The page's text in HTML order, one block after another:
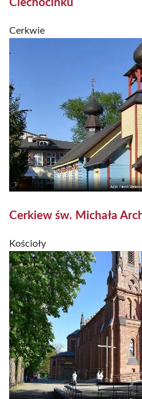
Ciechocinku
Cerkwie
Cerkiew św. Michała
Kościoły